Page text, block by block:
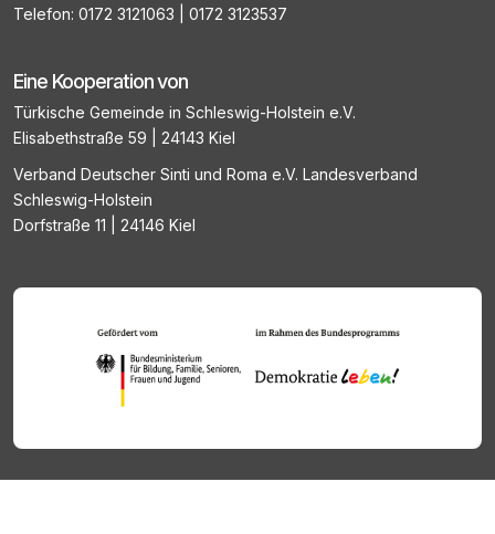
Telefon: 0172 3121063 0172 3123537
Eine Kooperation von
Türkische Gemeinde in Schleswig-Holstein e.V.
Elisabethstraße 59 | 24143 Kiel
Verband Deutscher Sinti und Roma e.V. Landesverband
Schleswig-Holstein
Dorfstraße 11 | 24146 Kiel